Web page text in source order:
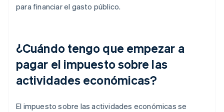
para financiar el gasto público.
¿Cuándo tengo que empezar a
pagar el impuesto sobre las
actividades económicas?
El impuesto sobre las actividades económicas se